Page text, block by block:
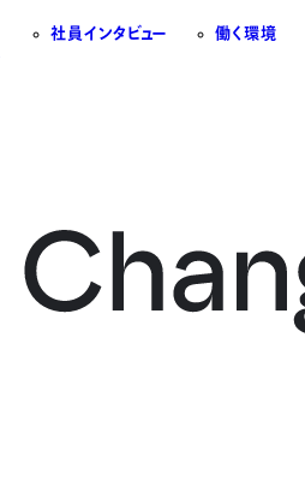
社員インタビュー 働く環境